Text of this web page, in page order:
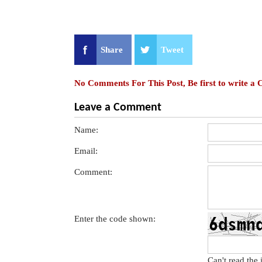
Share Tweet
No Comments For This Post, Be first to write a
Leave a Comment
Name:
Email:
Comment:
Enter the code shown: